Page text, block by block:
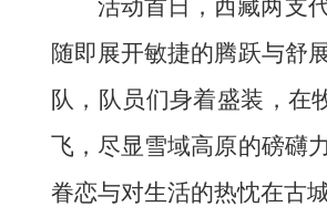
活动首日，西藏两支
随即展开敏捷的腾跃与舒
队，队员们身着盛装 ，在
飞，尽显雪域高原的磅礴
眷恋与对生活的热忱在古